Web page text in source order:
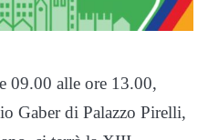
09.00 alle ore 13.00,
Gaber di Palazzo Pirelli,